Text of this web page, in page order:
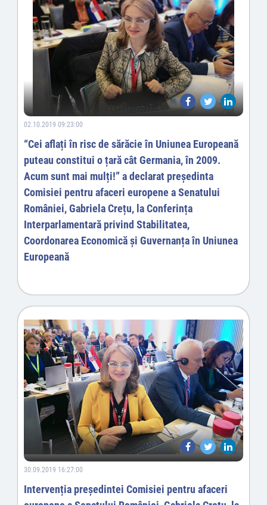
02.10.2019 09:23:00
“Cei aflați în risc de sărăcie în Uniunea Europeană
puteau constitui o țară cât Germania, în 2009.
Acum sunt mai mulți!” a declarat președinta
Comisiei pentru afaceri europene a Senatului
României, Gabriela Crețu, la Conferința
Interparlamentară privind Stabilitatea,
Coordonarea Economică și Guvernanța în Uniunea
Europeană
30.09.2019 16:27:00
Intervenția președintei Comisiei pentru afaceri